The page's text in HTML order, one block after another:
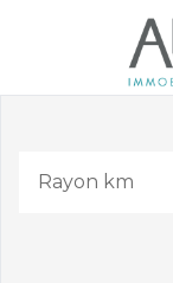
Rayon km